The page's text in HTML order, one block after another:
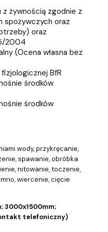
żywnością zgodnie z
spożywczych oraz
oraz
2004
(Ocena własna bez
BfR
środków
środków
wody, przykręcanie,
spawanie, obróbka
nitowanie, toczenie,
wiercenie, cięcie
3000x1500mm;
telefoniczny)